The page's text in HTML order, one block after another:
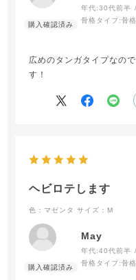
年代:30代前半
骨格タイプ:骨
広めのタンガタイプなの
す！
ヘビロテします
色：マゼンタ サイズ：M
May
年代:40代前半
骨格タイプ:骨